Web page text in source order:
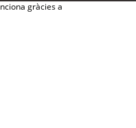
gràcies a